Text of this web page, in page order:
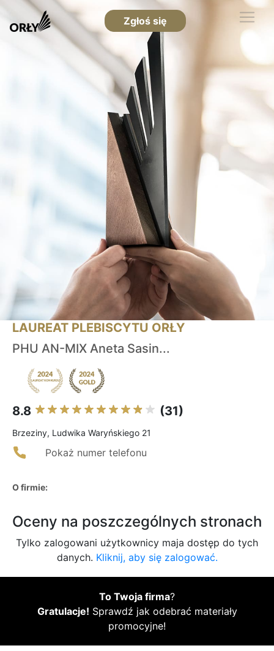
Zgłoś się
LAUREAT PLEBISCYTU ORŁY
PHU AN-MIX Aneta Sasin...
8.8 (31)
Brzeziny, Ludwika Waryńskiego 21
Pokaż numer telefonu
O firmie:
Oceny na poszczególnych stronach
Tylko zalogowani użytkownicy maja dostęp do tych
danych. Kliknij, aby się zalogować.
To Twoja firma?
Gratulacje! Sprawdź jak odebrać materiały
promocyjne!